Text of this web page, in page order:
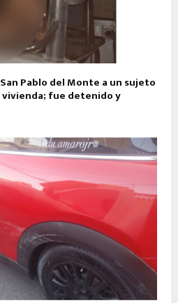
Pablo del Monte a un sujeto
fue detenido y